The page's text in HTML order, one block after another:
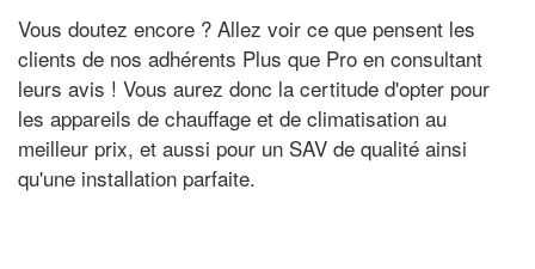
Vous doutez encore ? Allez voir ce que pensent les
clients de nos adhérents Plus que Pro en consultant
leurs avis ! Vous aurez donc la certitude d'opter pour
les appareils de chauffage et de climatisation au
meilleur prix, et aussi pour un SAV de qualité ainsi
qu'une installation parfaite.